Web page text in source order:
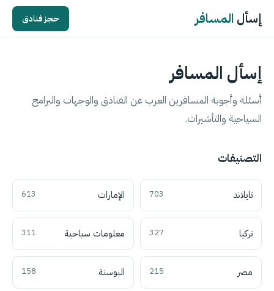
إسأل المسافر حجز فنادق
إسأل المسافر
أسئلة وأجوبة المسافرين العرب عن الفنادق والوجهات والبرامج
السياحية والتأشيرات.
التصنيفات
تايلاند 703 الإمارات 613
تركيا 327 معلومات سياحية 311
مصر 215 البوسنة 158